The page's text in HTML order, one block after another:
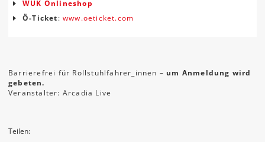
WUK Onlineshop
Ö-Ticket:www.oeticket.com
Barrierefrei für Rollstuhlfahrer_innen – um Anmeldung wird
gebeten.
Veranstalter: Arcadia Live
Teilen: